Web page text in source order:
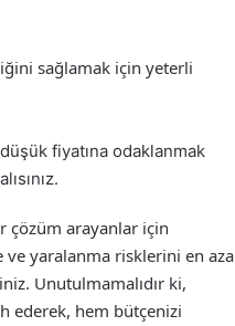
sağlamak için yeterli
fiyatına odaklanmak
çözüm arayanlar için
yaralanma risklerini en aza
Unutulmamalıdır ki,
ederek, hem bütçenizi